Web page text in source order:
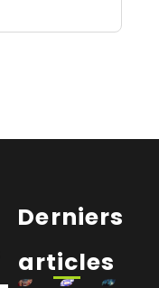
Derniers
articles